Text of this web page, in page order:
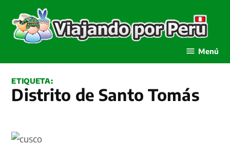
contenido
Menú
ETIQUETA:
Distrito de Santo Tomás